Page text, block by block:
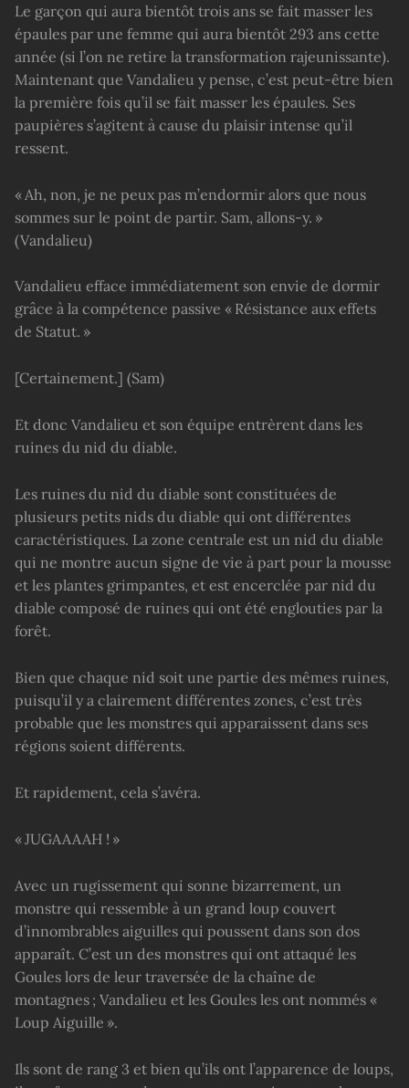
Le garçon qui aura bientôt trois ans se fait masser les
épaules par une femme qui aura bientôt 293 ans cette
année (si l’on ne retire la transformation rajeunissante).
Maintenant que Vandalieu y pense, c’est peut-être bien
la première fois qu’il se fait masser les épaules. Ses
paupières s’agitent à cause du plaisir intense qu’il
ressent.
« Ah, non, je ne peux pas m’endormir alors que nous
sommes sur le point de partir. Sam, allons-y. »
(Vandalieu)
Vandalieu efface immédiatement son envie de dormir
grâce à la compétence passive « Résistance aux effets
de Statut. »
[Certainement.] (Sam)
Et donc Vandalieu et son équipe entrèrent dans les
ruines du nid du diable.
Les ruines du nid du diable sont constituées de
plusieurs petits nids du diable qui ont différentes
caractéristiques. La zone centrale est un nid du diable
qui ne montre aucun signe de vie à part pour la mousse
et les plantes grimpantes, et est encerclée par nid du
diable composé de ruines qui ont été englouties par la
forêt.
Bien que chaque nid soit une partie des mêmes ruines,
puisqu’il y a clairement différentes zones, c’est très
probable que les monstres qui apparaissent dans ses
régions soient différents.
Et rapidement, cela s’avéra.
« JUGAAAAH ! »
Avec un rugissement qui sonne bizarrement, un
monstre qui ressemble à un grand loup couvert
d’innombrables aiguilles qui poussent dans son dos
apparaît. C’est un des monstres qui ont attaqué les
Goules lors de leur traversée de la chaîne de
montagnes ; Vandalieu et les Goules les ont nommés «
Loup Aiguille ».
Ils sont de rang 3 et bien qu’ils ont l’apparence de loups,